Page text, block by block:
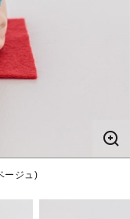
ージュ)